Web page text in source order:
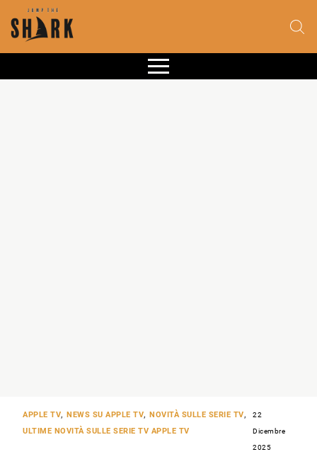
APPLE TV, NEWS SU APPLE TV, NOVITÀ SULLE SERIE TV,
ULTIME NOVITÀ SULLE SERIE TV APPLE TV
22
Dicembre
2025